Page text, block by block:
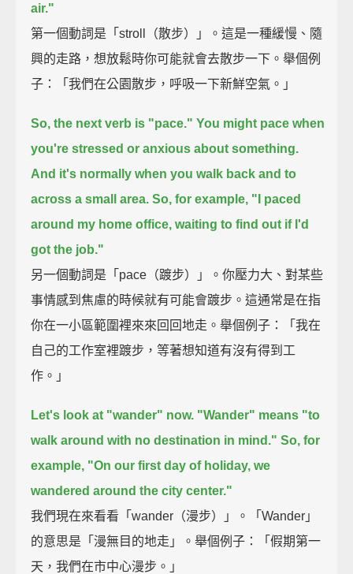
air."
第一個動詞是「stroll（散步）」。這是一種緩慢、隨
興的走路，想放鬆時你可能就會去散步一下。舉個例
子：「我們在公園散步，呼吸一下新鮮空氣。」
So, the next verb is "pace." You might pace when
you're stressed or anxious about something.
And it's normally when you walk back and to
across a small area. So, for example, "I paced
around my home office, waiting to find out if I'd
got the job."
另一個動詞是「pace（踱步）」。你壓力大、對某些
事情感到焦慮的時候就有可能會踱步。這通常是在指
你在一小區範圍裡來來回回地走。舉個例子：「我在
自己的工作室裡踱步，等著想知道有沒有得到工
作。」
Let's look at "wander" now. "Wander" means "to
walk around with no destination in mind." So, for
example, "On our first day of holiday, we
wandered around the city center."
我們現在來看看「wander（漫步）」。「Wander」
的意思是「漫無目的地走」。舉個例子：「假期第一
天，我們在市中心漫步。」